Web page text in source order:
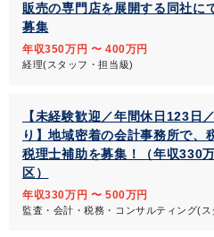
販売の専門店を展開する同社に
募集
年収350万円 〜 400万円
経理(スタッフ・担当級)
【未経験歓迎／年間休日123日
り】地域密着の会計事務所で、
税理士補助を募集！（年収330
区）
年収330万円 〜 500万円
監査・会計・税務・コンサルティング(ス